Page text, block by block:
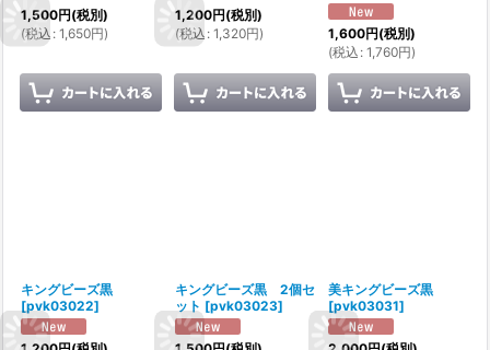
1,500円(税別)
(税込 : 1,650円)
1,200円(税別)
(税込 : 1,320円) 1,600円(税別)
(税込 : 1,760円)
キングビーズ黒
[pvk03022]
キングビーズ黒 2個セ
ット [pvk03023]
美キングビーズ黒
[pvk03031]